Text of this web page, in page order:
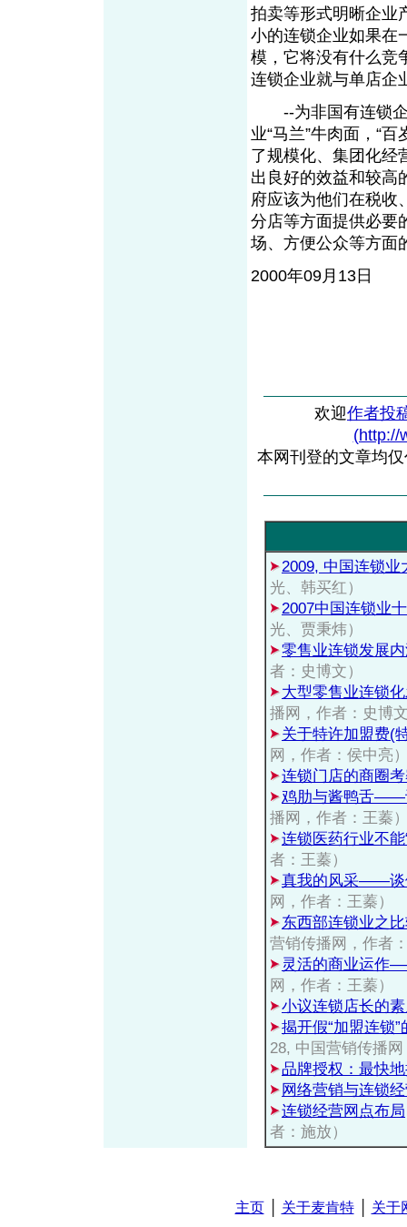
拍卖等形式明晰企业
小的连锁企业如果在
模，它将没有什么竞
连锁企业就与单店企
--为非国有连锁企
业“马兰”牛肉面，“
了规模化、集团化经
出良好的效益和较高
府应该为他们在税收
分店等方面提供必要
场、方便公众等方面
2000年09月13日
欢迎作者投
(http://
本网刊登的文章均
2009, 中国连锁业
光、韩买红）
2007中国连锁业
光、贾秉炜）
零售业连锁发展
者：史博文）
大型零售业连锁
播网，作者：史博
关于特许加盟费(
网，作者：侯中亮
连锁门店的商圈
鸡肋与酱鸭舌——
播网，作者：王蓁
连锁医药行业不能
者：王蓁）
真我的风采——谈
网，作者：王蓁）
东西部连锁业之
营销传播网，作者
灵活的商业运作
网，作者：王蓁）
小议连锁店长的
揭开假“加盟连锁
28, 中国营销传播
品牌授权：最快
网络营销与连锁
连锁经营网点布局
者：施放）
主页│ 关于麦肯特│ 关于